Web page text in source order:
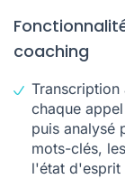
coaching
Transcription
chaque
puis analysé
mots-clés,
l'état d'esprit